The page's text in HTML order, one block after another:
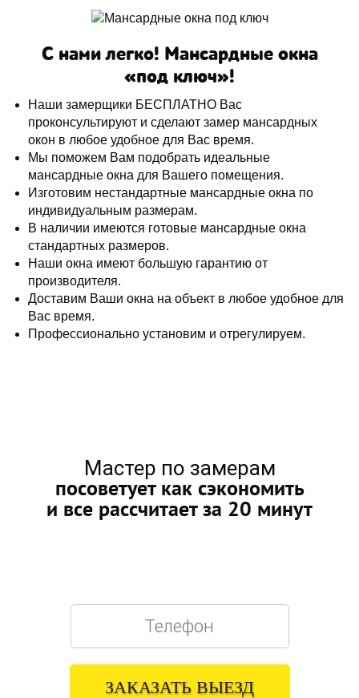
С нами легко! Мансардные окна
«под ключ»!
Наши замерщики БЕСПЛАТНО Вас
проконсультируют и сделают замер мансардных
окон в любое удобное для Вас время.
Мы поможем Вам подобрать идеальные
мансардные окна для Вашего помещения.
Изготовим нестандартные мансардные окна по
индивидуальным размерам.
В наличии имеются готовые мансардные окна
стандартных размеров.
Наши окна имеют большую гарантию от
производителя.
Доставим Ваши окна на объект в любое удобное для
Вас время.
Профессионально установим и отрегулируем.
Мастер по замерам
посоветует как сэкономить
и все рассчитает за 20 минут
ЗАКАЗАТЬ ВЫЕЗД